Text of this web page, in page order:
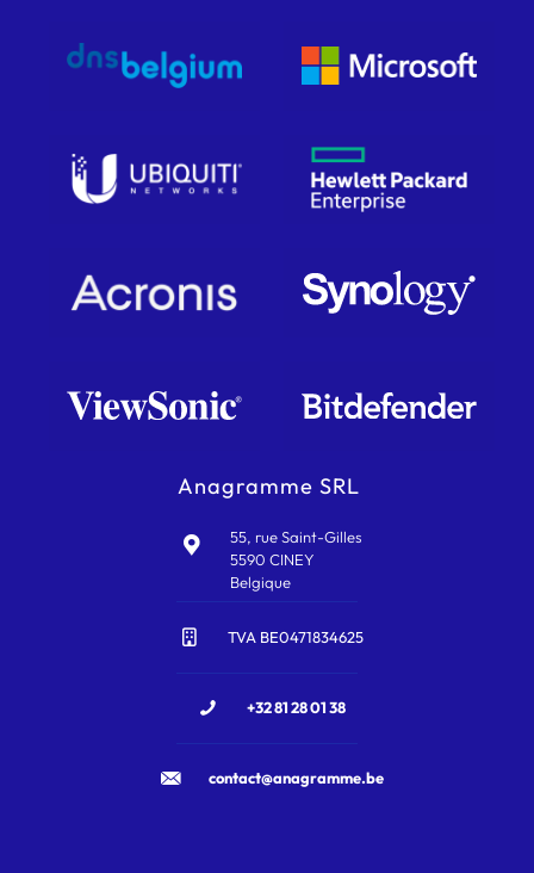
Anagramme SRL
55, rue Saint-Gilles
5590 CINEY
Belgique
TVA BE0471834625
+32 81 28 01 38
contact@anagramme.be